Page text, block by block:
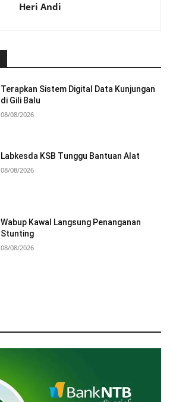
Heri Andi
Terapkan Sistem Digital Data Kunjungan
di Gili Balu
08/08/2026
Labkesda KSB Tunggu Bantuan Alat
08/08/2026
Wabup Kawal Langsung Penanganan
Stunting
08/08/2026